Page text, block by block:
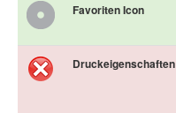
Favoriten Icon
Druckeigenschaften